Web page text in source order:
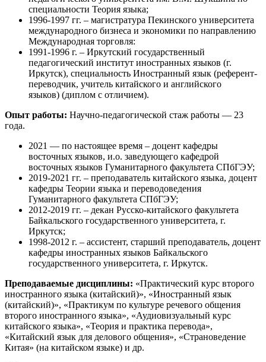
специальности Теория языка;
1996-1997 гг. – магистратура Пекинского университета
международного бизнеса и экономики по направлению
Международная торговля:
1991-1996 г. – Иркутский государственный
педагогический институт иностранных языков (г.
Иркутск), специальность Иностранный язык (референт-
переводчик, учитель китайского и английского
языков) (диплом с отличием).
Опыт работы: Научно-педагогической стаж работы — 23
года.
2021 — по настоящее время – доцент кафедры
восточных языков, и.о. заведующего кафедрой
восточных языков Гуманитарного факультета СПбГЭУ;
2019-2021 гг. – преподаватель китайского языка, доцент
кафедры Теории языка и переводоведения
Гуманитарного факультета СПбГЭУ;
2012-2019 гг. – декан Русско-китайского факультета
Байкальского государственного университета, г.
Иркутск;
1998-2012 г. – ассистент, старший преподаватель, доцент
кафедры иностранных языков Байкальского
государственного университета, г. Иркутск.
Преподаваемые дисциплины: «Практический курс второго
иностранного языка (китайский)», «Иностранный язык
(китайский)», «Практикум по культуре речевого общения
второго иностранного языка», «Аудиовизуальный курс
китайского языка», «Теория и практика перевода»,
«Китайский язык для делового общения», «Страноведение
Китая» (на китайском языке) и др.